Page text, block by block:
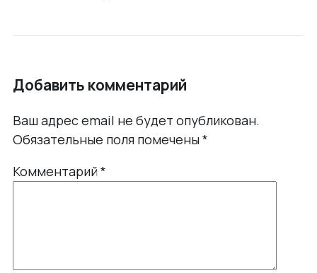
Добавить комментарий
Ваш адрес email не будет опубликован.
Обязательные поля помечены*
Комментарий*